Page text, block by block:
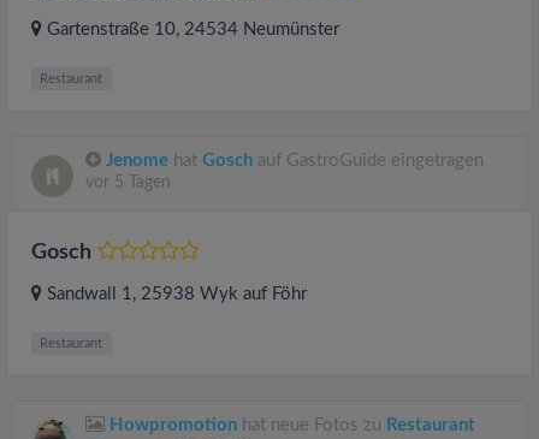
Gartenstraße 10, 24534 Neumünster
Restaurant
Jenome hat Gosch auf GastroGuide eingetragen
vor 5 Tagen
Gosch
Sandwall 1, 25938 Wyk auf Föhr
Restaurant
Howpromotion hat neue Fotos zu Restaurant